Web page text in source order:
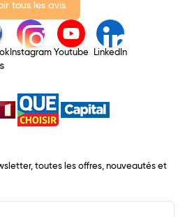
tous les avis
Instagram Youtube LinkedIn
toutes les offres, nouveautés et